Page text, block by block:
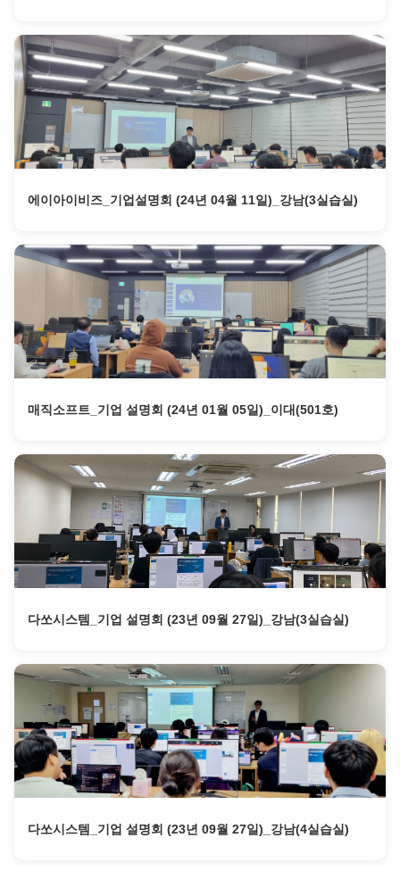
에이아이비즈_기업설명회 (24년 04월 11일)_강남(3실습실)
매직소프트_기업 설명회 (24년 01월 05일)_이대(501호)
다쏘시스템_기업 설명회 (23년 09월 27일)_강남(3실습실)
다쏘시스템_기업 설명회 (23년 09월 27일)_강남(4실습실)